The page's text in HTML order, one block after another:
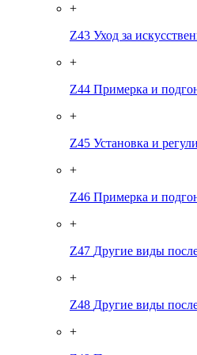
+
Z43 Уход за
+
Z44 Примерка и
+
Z45 Установка и
+
Z46 Примерка и
+
Z47 Другие виды
+
Z48 Другие виды
+